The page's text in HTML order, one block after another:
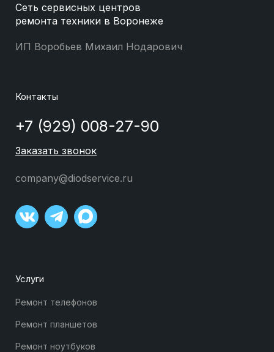
Сеть сервисных центров
ремонта техники в Воронеже
ИП Воробьев Михаил Нодарович
Контакты
+7 (929) 008-27-90
Заказать звонок
company@diodservice.ru
Услуги
Ремонт телефонов
Ремонт планшетов
Ремонт ноутбуков